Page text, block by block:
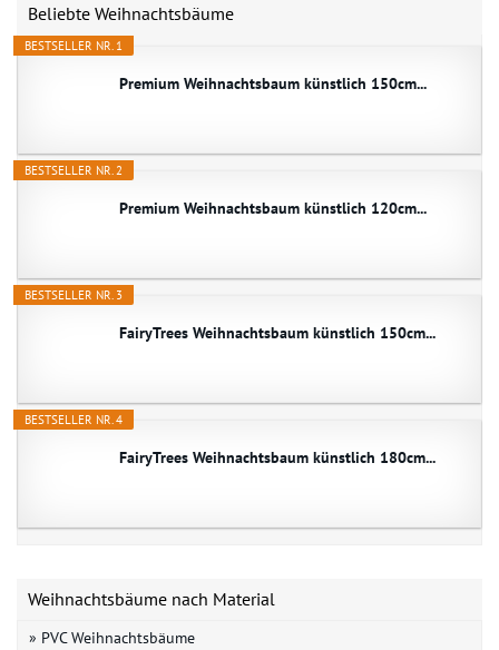
Beliebte Weihnachtsbäume
BESTSELLER NR. 1
Premium Weihnachtsbaum künstlich 150cm...
BESTSELLER NR. 2
Premium Weihnachtsbaum künstlich 120cm...
BESTSELLER NR. 3
FairyTrees Weihnachtsbaum künstlich 150cm...
BESTSELLER NR. 4
FairyTrees Weihnachtsbaum künstlich 180cm...
Weihnachtsbäume nach Material
» PVC Weihnachtsbäume